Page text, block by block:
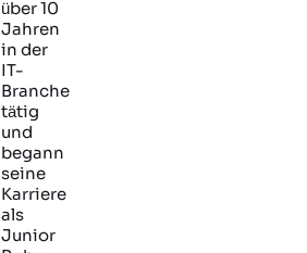
über 10
Jahren
in der
IT-
Branche
tätig
und
begann
seine
Karriere
als
Junior